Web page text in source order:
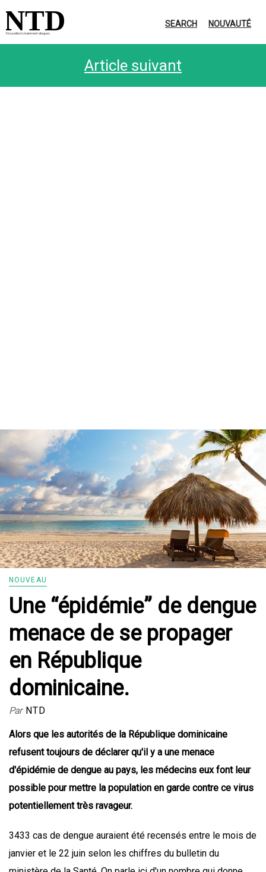
Nouvelles totalement dingues
NTD SEARCH NOUVAUTÉ
NOUVEAU
Une “épidémie” de dengue
menace de se propager
en République
dominicaine.
Par NTD
Alors que les autorités de la République dominicaine
refusent toujours de déclarer qu'il y a une menace
d'épidémie de dengue au pays, les médecins eux font leur
possible pour mettre la population en garde contre ce virus
potentiellement très ravageur.
3433 cas de dengue auraient été recensés entre le mois de
janvier et le 22 juin selon les chiffres du bulletin du
Article suivant